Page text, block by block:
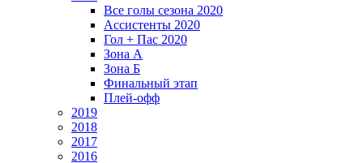
Все голы сезона 2020
Ассистенты 2020
Гол + Пас 2020
Зона А
Зона Б
Финальный этап
Плей-офф
2019
2018
2017
2016